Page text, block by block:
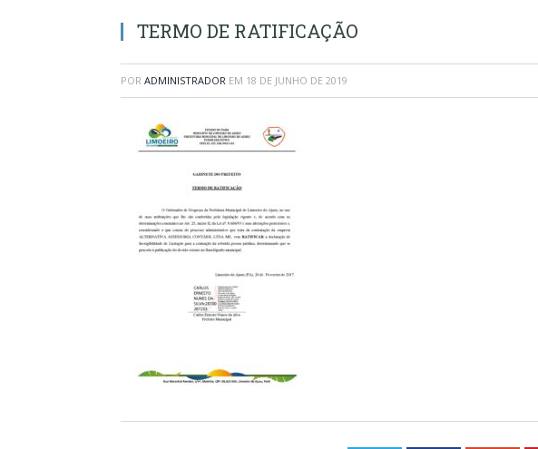
TERMO DE RATIFICAÇÃO
POR ADMINISTRADOR EM 18 DE JUNHO DE 2019